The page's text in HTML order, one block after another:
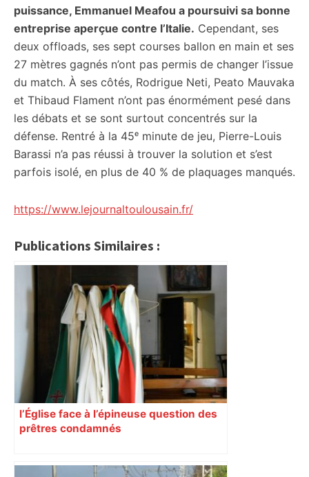
puissance, Emmanuel Meafou a poursuivi sa bonne
entreprise aperçue contre l’Italie. Cependant, ses
deux offloads, ses sept courses ballon en main et ses
27 mètres gagnés n’ont pas permis de changer l’issue
du match. À ses côtés, Rodrigue Neti, Peato Mauvaka
et Thibaud Flament n’ont pas énormément pesé dans
les débats et se sont surtout concentrés sur la
défense. Rentré à la 45ᵉ minute de jeu, Pierre-Louis
Barassi n’a pas réussi à trouver la solution et s’est
parfois isolé, en plus de 40 % de plaquages manqués.
https://www.lejournaltoulousain.fr/
Publications Similaires :
l’Église face à l’épineuse question des
prêtres condamnés